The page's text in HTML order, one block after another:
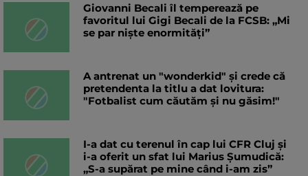
Giovanni Becali îl temperează pe
favoritul lui Gigi Becali de la FCSB: „Mi
se par niște enormități”
A antrenat un "wonderkid" și crede că
pretendenta la titlu a dat lovitura:
"Fotbalist cum căutăm și nu găsim!"
I-a dat cu terenul în cap lui CFR Cluj și
i-a oferit un sfat lui Marius Șumudică:
„S-a supărat pe mine când i-am zis”